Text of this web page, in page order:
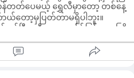
န်တတ်ပေမယ့် ရွှေလီမှာတော့ တစ်နေ့
ယ်တော့မှပြတ်တာမရှိပါဘူး။
င့်ပြီး ခရီးသွားအက်ပ်ဖြင့် ကားကြို
တ်စ်ကားစီးရင် လမ်းပိတ်တာ၊
နာရီကျော်ကြာတတ်ပေမယ့် အွန်
နစ်၂၀ကျော်နဲ့ အလုပ်ဆိုက်ကို